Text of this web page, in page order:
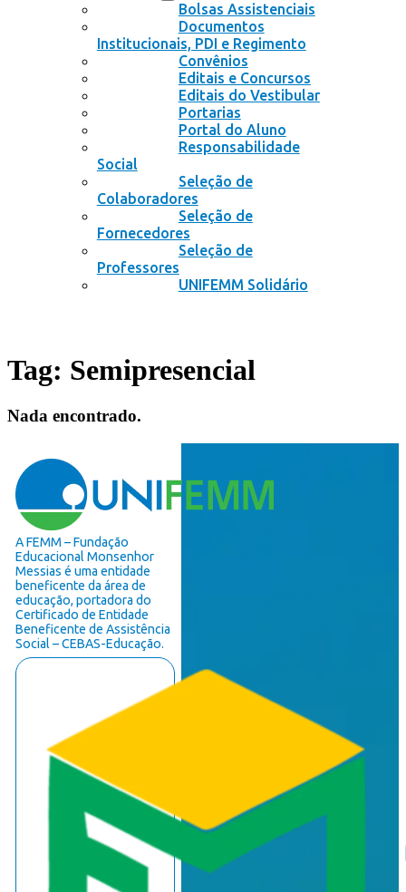
Bolsas Assistenciais
Documentos
Institucionais, PDI e Regimento
Convênios
Editais e Concursos
Editais do Vestibular
Portarias
Portal do Aluno
Responsabilidade
Social
Seleção de
Colaboradores
Seleção de
Fornecedores
Seleção de
Professores
UNIFEMM Solidário
Tag: Semipresencial
Nada encontrado.
A FEMM – Fundação
Educacional Monsenhor
Messias é uma entidade
beneficente da área de
educação, portadora do
Certificado de Entidade
Beneficente de Assistência
Social – CEBAS-Educação.